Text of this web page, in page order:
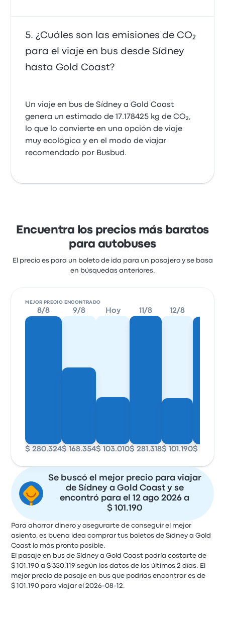
¿Cuáles son las emisiones de CO₂
para el viaje en bus desde Sídney
hasta Gold Coast?
Un viaje en bus de Sídney a Gold Coast
genera un estimado de 17.178425 kg de CO₂,
lo que lo convierte en una opción de viaje
muy ecológica y en el modo de viajar
recomendado por Busbud.
Encuentra los precios más baratos
para autobuses
El precio es para un boleto de ida para un pasajero y se basa
en búsquedas anteriores.
MEJOR PRECIO ENCONTRADO
8/8
$ 280.324
9/8
$ 168.354
Hoy
$ 103.010
11/8
$ 281.318
12/8
$ 101.190$
Se buscó el mejor precio para viajar
de Sídney a Gold Coast y se
encontró para el 12 ago 2026 a
$ 101.190
Para ahorrar dinero y asegurarte de conseguir el mejor
asiento, es buena idea comprar tus boletos de Sídney a Gold
Coast lo más pronto posible.
El pasaje en bus de Sídney a Gold Coast podría costarte de
$ 101.190 a $ 350.119 según los datos de los últimos 2 días. El
mejor precio de pasaje en bus que podrías encontrar es de
$ 101.190 para viajar el 2026-08-12.